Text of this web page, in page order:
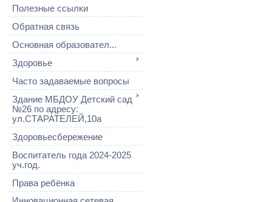
Полезные ссылки
Обратная связь
Основная образовател...
Здоровье
Часто задаваемые вопросы
Здание МБДОУ Детский сад
№26 по адресу:
ул.СТАРАТЕЛЕЙ,10а
Здоровьесбережение
Воспитатель года 2024-2025
уч.год.
Права ребёнка